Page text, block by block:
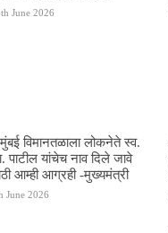
June 2026
विमानतळाला लोकनेते स्व.
पाटील यांचेच नाव दिले जावे
आम्ही आग्रही -मुख्यमंत्री
June 2026